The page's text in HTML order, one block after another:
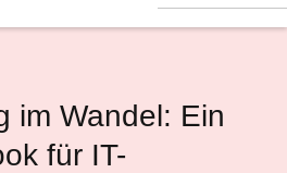
im Wandel: Ein
für IT-